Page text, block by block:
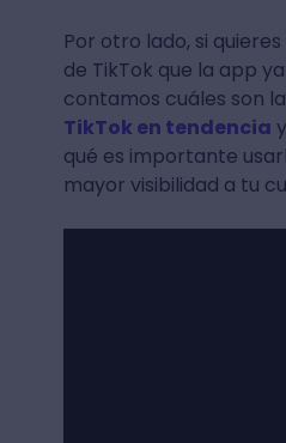
Por otro lado, si
de TikTok que la app
contamos cuáles son
TikTok en tendencia
qué es importante
mayor visibilidad a tu